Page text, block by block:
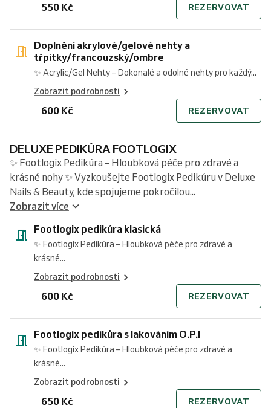
550 Kč REZERVOVAT
Doplnění akrylové/gelové nehty a
třpitky/francouzský/ombre
✨ Acrylic/Gel Nehty – Dokonalé a odolné nehty pro každý...
Zobrazit podrobnosti
600 Kč REZERVOVAT
DELUXE PEDIKÚRA FOOTLOGIX
✨ Footlogix Pedikúra – Hloubková péče pro zdravé a
krásné nohy ✨ Vyzkoušejte Footlogix Pedikúru v Deluxe
Nails & Beauty, kde spojujeme pokročilou...
Zobrazit více
Footlogix pedikúra klasická
✨ Footlogix Pedikúra – Hloubková péče pro zdravé a
krásné...
Zobrazit podrobnosti
600 Kč REZERVOVAT
Footlogix pedikůra s lakováním O.P.I
✨ Footlogix Pedikúra – Hloubková péče pro zdravé a
krásné...
Zobrazit podrobnosti
650 Kč REZERVOVAT